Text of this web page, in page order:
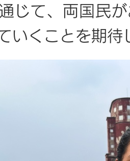
じて、両国民
いくことを期